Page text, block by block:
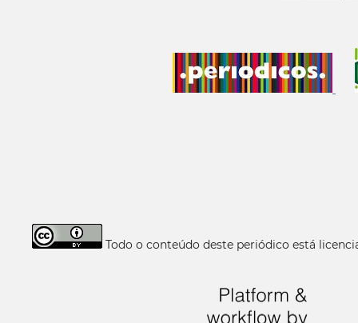
Todo o conteúdo deste periódico está